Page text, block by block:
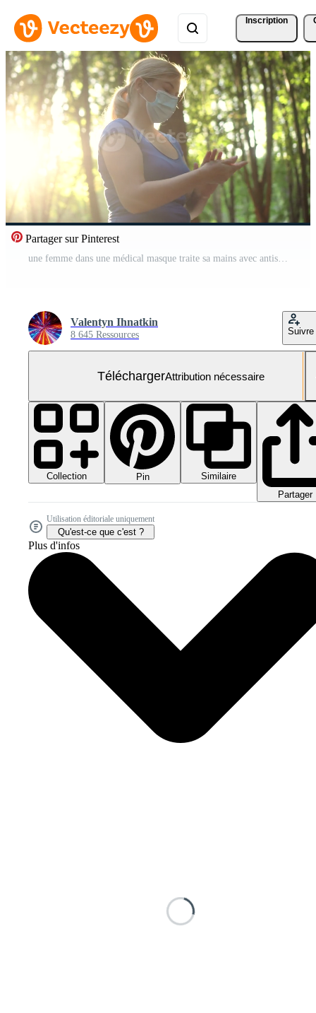
Inscription
Partager sur Pinterest
une femme dans une médical masque traite sa mains avec antiseptique 03
Valentyn Ihnatkin
8 645 Ressources Suivre
TéléchargerAttribution nécessaire
Collection Pin
Similaire
Partager
Utilisation éditoriale uniquement
Qu'est-ce que c'est ?
Plus d'infos